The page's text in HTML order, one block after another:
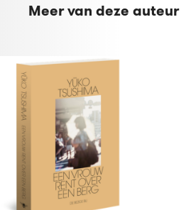
Meer van deze auteur